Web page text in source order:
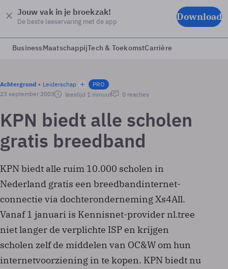
Jouw vak in je broekzak!
De beste leeservaring met de app Download
BusinessMaatschappijTech & ToekomstCarrière
Achtergrond Leiderschap
PRO
23 september 2003
leestijd 1 minuut 0 reacties
KPN biedt alle scholen
gratis breedband
KPN biedt alle ruim 10.000 scholen in
Nederland gratis een breedbandinternet-
connectie via dochteronderneming Xs4All.
Vanaf 1 januari is Kennisnet-provider nl.tree
niet langer de verplichte ISP en krijgen
scholen zelf de middelen van OC&W om hun
internetvoorziening in te kopen. KPN biedt nu